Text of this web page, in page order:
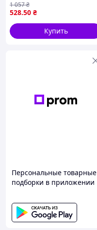
белья с
антибактериальным
эффектом
528.50 ₴
1 057₴
Купить
Персональные товарные
подборки в приложении